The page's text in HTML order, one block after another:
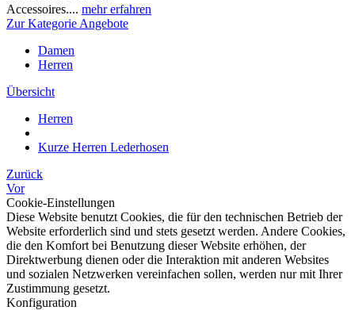
Accessoires.... mehr erfahren
Zur Kategorie Angebote
Damen
Herren
Übersicht
Herren
Kurze Herren Lederhosen
Zurück
Vor
Cookie-Einstellungen
Diese Website benutzt Cookies, die für den technischen Betrieb der
Website erforderlich sind und stets gesetzt werden. Andere Cookies,
die den Komfort bei Benutzung dieser Website erhöhen, der
Direktwerbung dienen oder die Interaktion mit anderen Websites
und sozialen Netzwerken vereinfachen sollen, werden nur mit Ihrer
Zustimmung gesetzt.
Konfiguration